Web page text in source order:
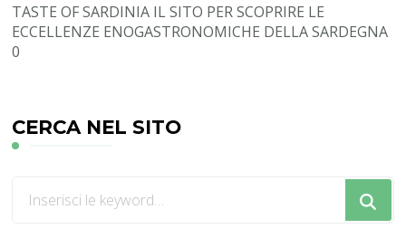
TASTE OF SARDINIA IL SITO PER SCOPRIRE LE
ECCELLENZE ENOGASTRONOMICHE DELLA SARDEGNA
0
CERCA NEL SITO
qualcosa?